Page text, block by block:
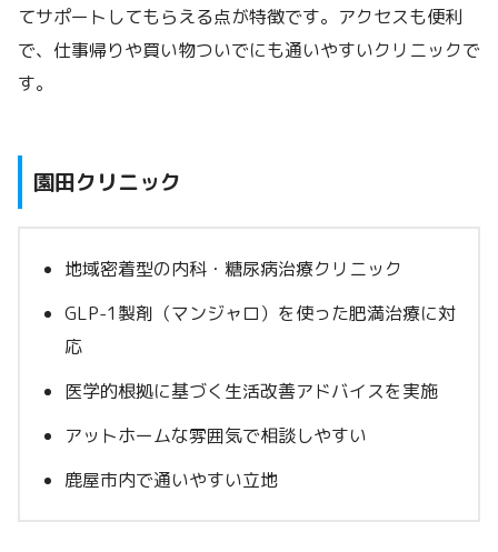
てサポートしてもらえる点が特徴です。アクセスも便利
で、仕事帰りや買い物ついでにも通いやすいクリニックで
す。
園田クリニック
地域密着型の内科・糖尿病治療クリニック
GLP-1製剤（マンジャロ）を使った肥満治療に対
応
医学的根拠に基づく生活改善アドバイスを実施
アットホームな雰囲気で相談しやすい
鹿屋市内で通いやすい立地